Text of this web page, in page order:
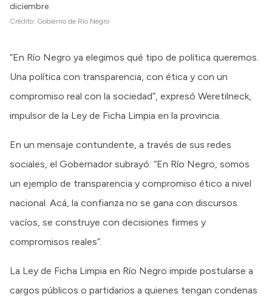
diciembre
Crédito: Gobierno de Río Negro
“En Río Negro ya elegimos qué tipo de política queremos.
Una política con transparencia, con ética y con un
compromiso real con la sociedad”, expresó Weretilneck,
impulsor de la Ley de Ficha Limpia en la provincia.
En un mensaje contundente, a través de sus redes
sociales, el Gobernador subrayó: “En Río Negro, somos
un ejemplo de transparencia y compromiso ético a nivel
nacional. Acá, la confianza no se gana con discursos
vacíos, se construye con decisiones firmes y
compromisos reales”.
La Ley de Ficha Limpia en Río Negro impide postularse a
cargos públicos o partidarios a quienes tengan condenas